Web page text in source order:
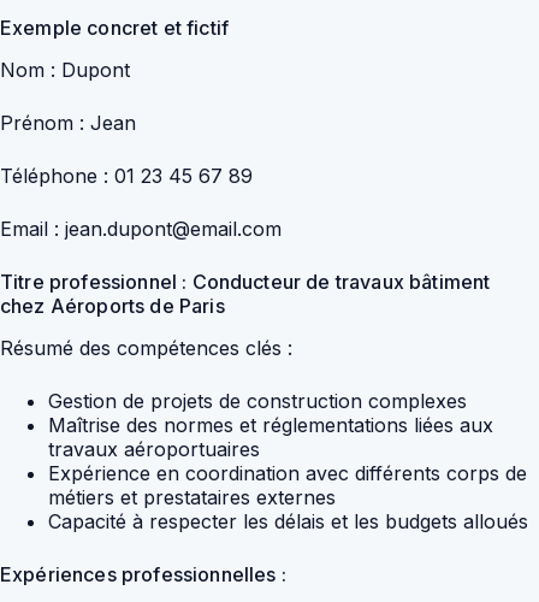
Exemple concret et fictif
Nom : Dupont
Prénom : Jean
Téléphone : 01 23 45 67 89
Email : jean.dupont@email.com
Titre professionnel : Conducteur de travaux bâtiment
chez Aéroports de Paris
Résumé des compétences clés :
Gestion de projets de construction complexes
Maîtrise des normes et réglementations liées aux
travaux aéroportuaires
Expérience en coordination avec différents corps de
métiers et prestataires externes
Capacité à respecter les délais et les budgets alloués
Expériences professionnelles :